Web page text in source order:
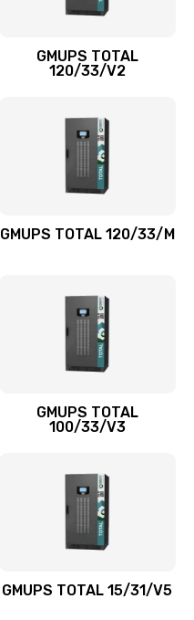
GMUPS TOTAL
120/33/V2
GMUPS TOTAL 120/33/M
GMUPS TOTAL
100/33/V3
GMUPS TOTAL 15/31/V5